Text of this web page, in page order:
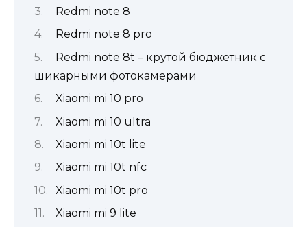
Redmi note 8
Redmi note 8 pro
Redmi note 8t – крутой бюджетник с
шикарными фотокамерами
Xiaomi mi 10 pro
Xiaomi mi 10 ultra
Xiaomi mi 10t lite
Xiaomi mi 10t nfc
Xiaomi mi 10t pro
Xiaomi mi 9 lite